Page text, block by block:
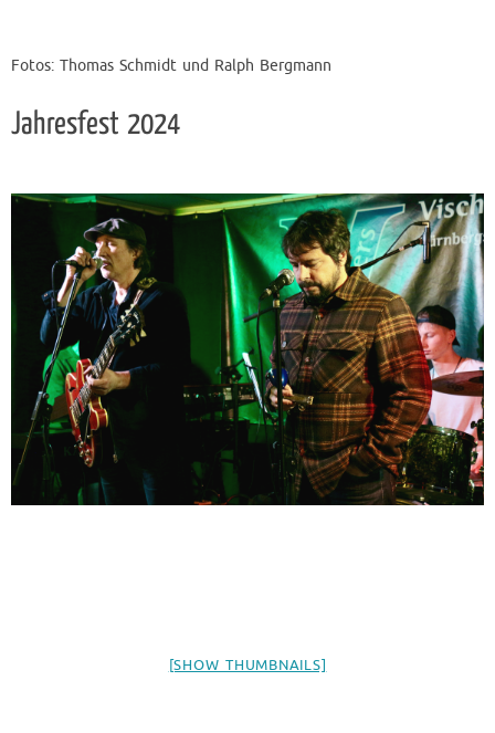
Fotos: Thomas Schmidt und Ralph Bergmann
Jahresfest 2024
[SHOW THUMBNAILS]